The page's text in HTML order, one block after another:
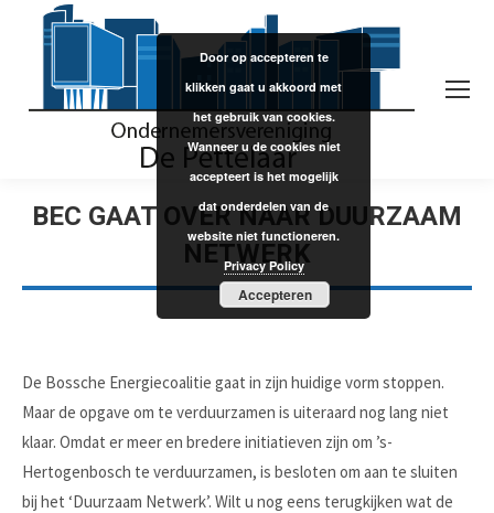
BEC GAAT OVER NAAR DUURZAAM
NETWERK
De Bossche Energiecoalitie gaat in zijn huidige vorm stoppen.
Maar de opgave om te verduurzamen is uiteraard nog lang niet
klaar. Omdat er meer en bredere initiatieven zijn om ’s-
Hertogenbosch te verduurzamen, is besloten om aan te sluiten
bij het ‘Duurzaam Netwerk’. Wilt u nog eens terugkijken wat de
Door op accepteren te
klikken gaat u akkoord met
het gebruik van cookies.
Wanneer u de cookies niet
accepteert is het mogelijk
dat onderdelen van de
website niet functioneren.
Privacy Policy
Accepteren